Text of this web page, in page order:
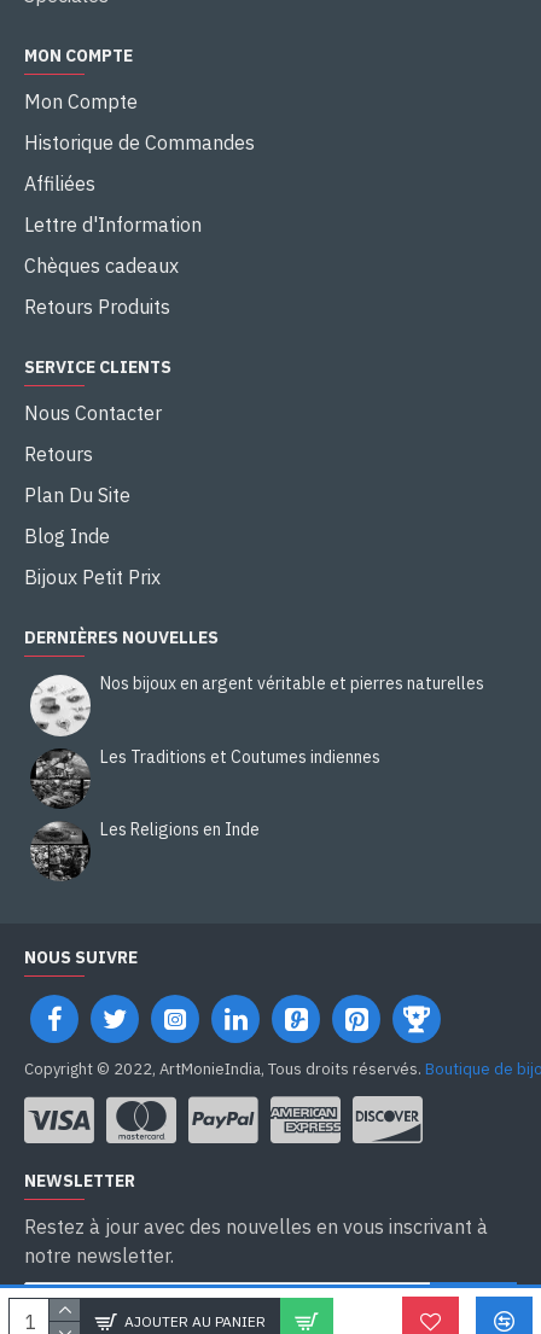
AJOUTER AU PANIER
MON COMPTE
Mon Compte
Historique de Commandes
Affiliées
Lettre d'Information
Chèques cadeaux
Retours Produits
SERVICE CLIENTS
Nous Contacter
Retours
Plan Du Site
Blog Inde
Bijoux Petit Prix
DERNIÈRES NOUVELLES
Nos bijoux en argent véritable et pierres naturelles
Les Traditions et Coutumes indiennes
Les Religions en Inde
NOUS SUIVRE
Copyright © 2022, ArtMonieIndia, Tous droits réservés. Boutique de
NEWSLETTER
Restez à jour avec des nouvelles en vous inscrivant à
notre newsletter.